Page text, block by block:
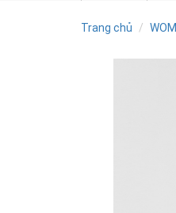
Trang chủ